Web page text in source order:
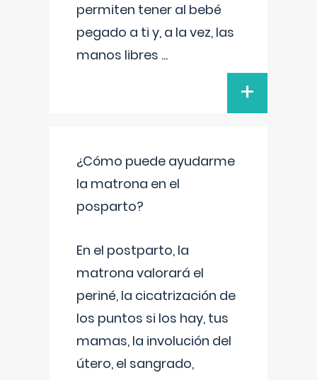
permiten tener al bebé
pegado a ti y, a la vez, las
manos libres ...
+
¿Cómo puede ayudarme
la matrona en el
posparto?
En el postparto, la
matrona valorará el
periné, la cicatrización de
los puntos si los hay, tus
mamas, la involución del
útero, el sangrado,